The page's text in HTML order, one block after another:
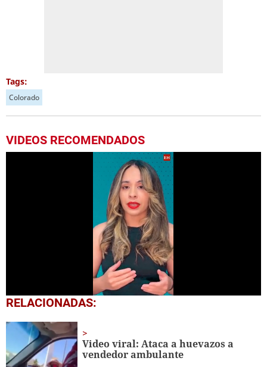
Tags:
Colorado
VIDEOS RECOMENDADOS
0
seconds
1
minute,
38
seconds
RELACIONADAS:
Video viral: Ataca a huevazos a
vendedor ambulante